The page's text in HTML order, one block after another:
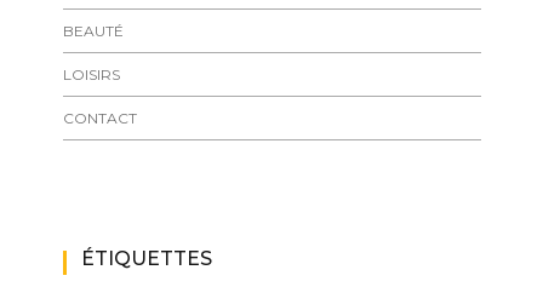
BEAUTÉ
LOISIRS
CONTACT
ÉTIQUETTES